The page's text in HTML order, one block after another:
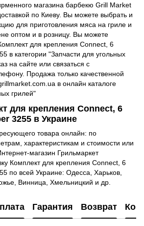
магазина барбекю Grill Market
по Киеву. Вы можете выбрать и
для приготовления мяса на гриле и
оптом и в розницу. Вы можете
для крепления Connect, 6
в категории "Запчасти для угольных
на сайте или связаться с
Продажа только качественной
в онлайн каталоге
грилей"
для крепления Connect, 6
3255 в Украине
товара онлайн: по
характеристикам и стоимости или
магазин Грильмаркет
Комплект для крепления Connect, 6
по всей Украине: Одесса, Харьков,
Винница, Хмельницкий и др.
Гарантия Возврат